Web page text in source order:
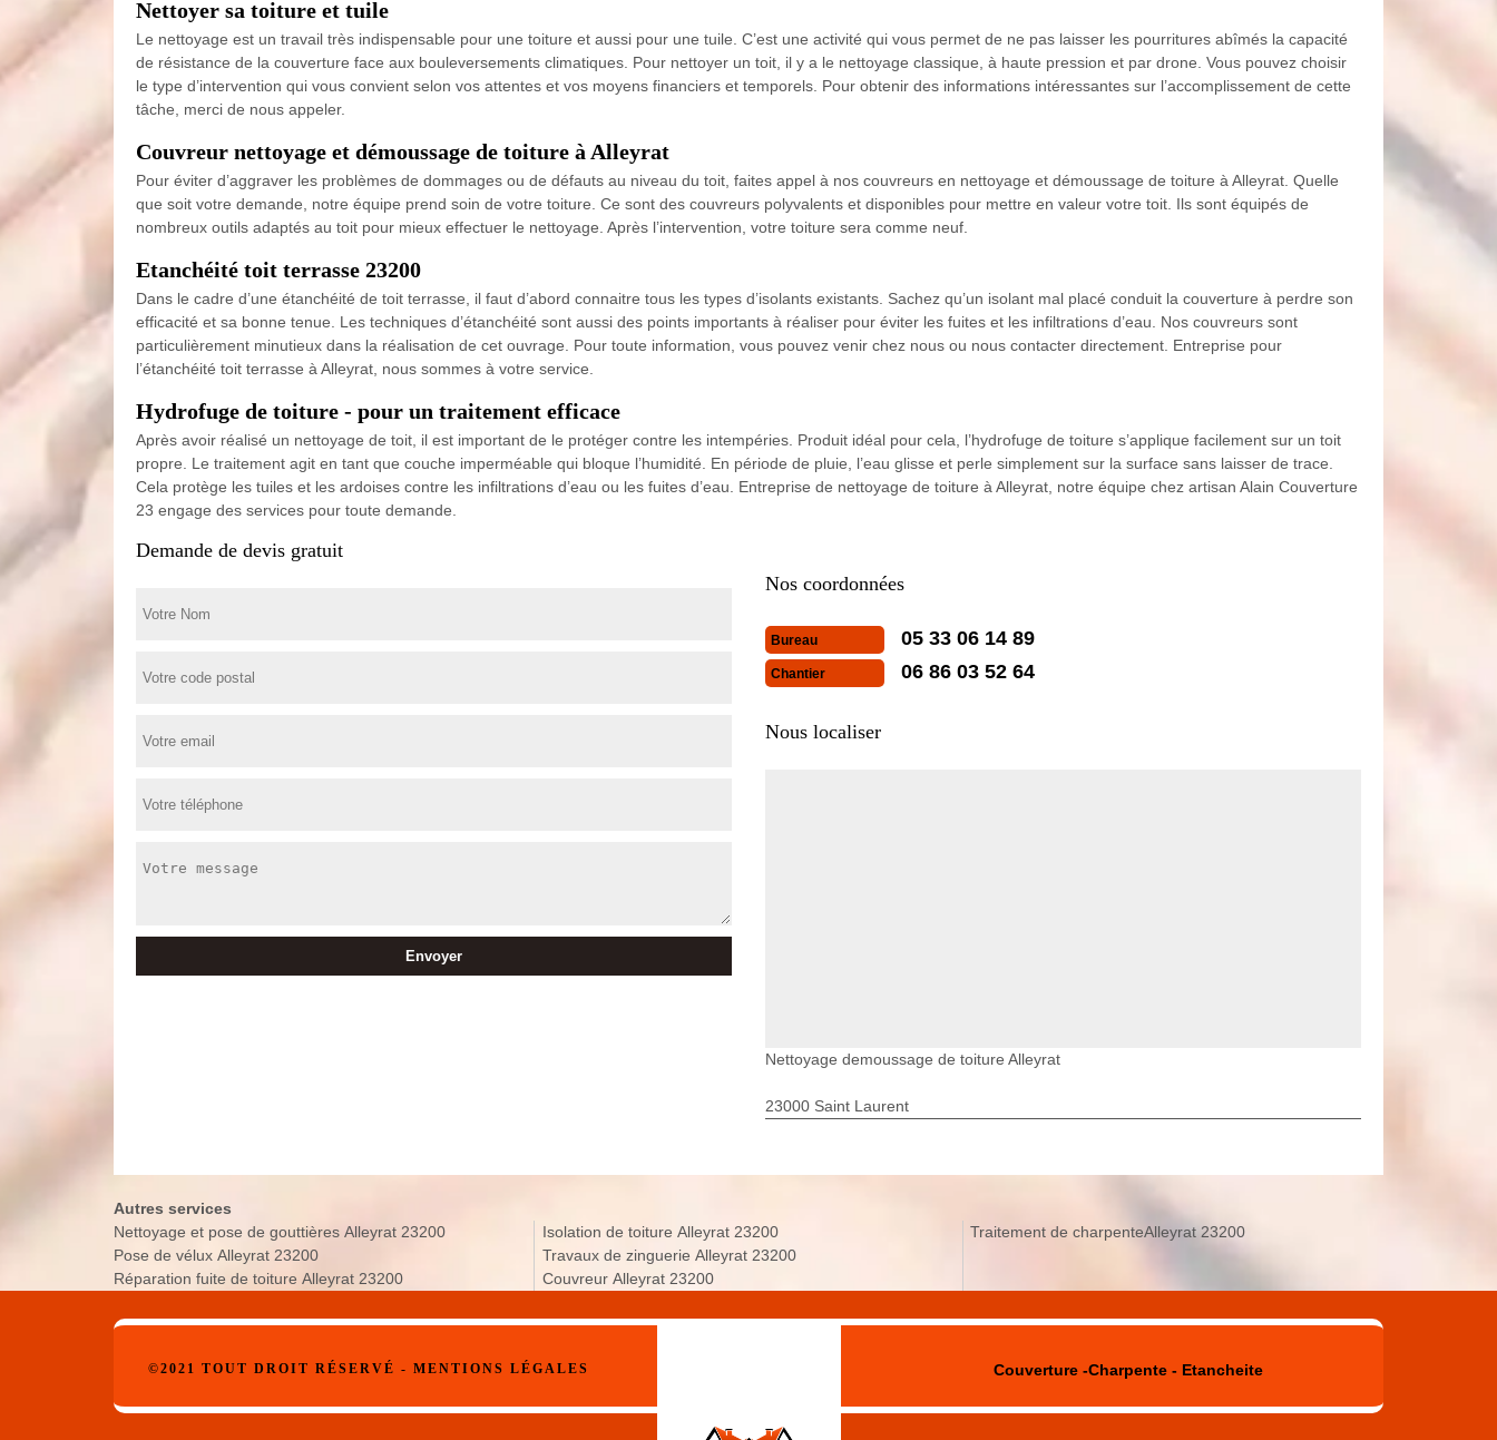
Nettoyer sa toiture et tuile
Le nettoyage est un travail très indispensable pour une toiture et aussi pour une tuile. C’est une activité qui vous permet de ne pas laisser les pourritures abîmés la capacité
de résistance de la couverture face aux bouleversements climatiques. Pour nettoyer un toit, il y a le nettoyage classique, à haute pression et par drone. Vous pouvez choisir
le type d’intervention qui vous convient selon vos attentes et vos moyens financiers et temporels. Pour obtenir des informations intéressantes sur l’accomplissement de cette
tâche, merci de nous appeler.
Couvreur nettoyage et démoussage de toiture à Alleyrat
Pour éviter d’aggraver les problèmes de dommages ou de défauts au niveau du toit, faites appel à nos couvreurs en nettoyage et démoussage de toiture à Alleyrat. Quelle
que soit votre demande, notre équipe prend soin de votre toiture. Ce sont des couvreurs polyvalents et disponibles pour mettre en valeur votre toit. Ils sont équipés de
nombreux outils adaptés au toit pour mieux effectuer le nettoyage. Après l’intervention, votre toiture sera comme neuf.
Etanchéité toit terrasse 23200
Dans le cadre d’une étanchéité de toit terrasse, il faut d’abord connaitre tous les types d’isolants existants. Sachez qu’un isolant mal placé conduit la couverture à perdre son
efficacité et sa bonne tenue. Les techniques d’étanchéité sont aussi des points importants à réaliser pour éviter les fuites et les infiltrations d’eau. Nos couvreurs sont
particulièrement minutieux dans la réalisation de cet ouvrage. Pour toute information, vous pouvez venir chez nous ou nous contacter directement. Entreprise pour
l’étanchéité toit terrasse à Alleyrat, nous sommes à votre service.
Hydrofuge de toiture - pour un traitement efficace
Après avoir réalisé un nettoyage de toit, il est important de le protéger contre les intempéries. Produit idéal pour cela, l’hydrofuge de toiture s’applique facilement sur un toit
propre. Le traitement agit en tant que couche imperméable qui bloque l’humidité. En période de pluie, l’eau glisse et perle simplement sur la surface sans laisser de trace.
Cela protège les tuiles et les ardoises contre les infiltrations d’eau ou les fuites d’eau. Entreprise de nettoyage de toiture à Alleyrat, notre équipe chez artisan Alain Couverture
23 engage des services pour toute demande.
Demande de devis gratuit
Nos coordonnées
Bureau 05 33 06 14 89
Chantier 06 86 03 52 64
Nous localiser
Nettoyage demoussage de toiture Alleyrat
23000 Saint Laurent
Autres services
Nettoyage et pose de gouttières Alleyrat 23200
Pose de vélux Alleyrat 23200
Réparation fuite de toiture Alleyrat 23200
Isolation de toiture Alleyrat 23200
Travaux de zinguerie Alleyrat 23200
Couvreur Alleyrat 23200
Traitement de charpenteAlleyrat 23200
©2021 TOUT DROIT RÉSERVÉ - MENTIONS LÉGALES Couverture -Charpente - Etancheite